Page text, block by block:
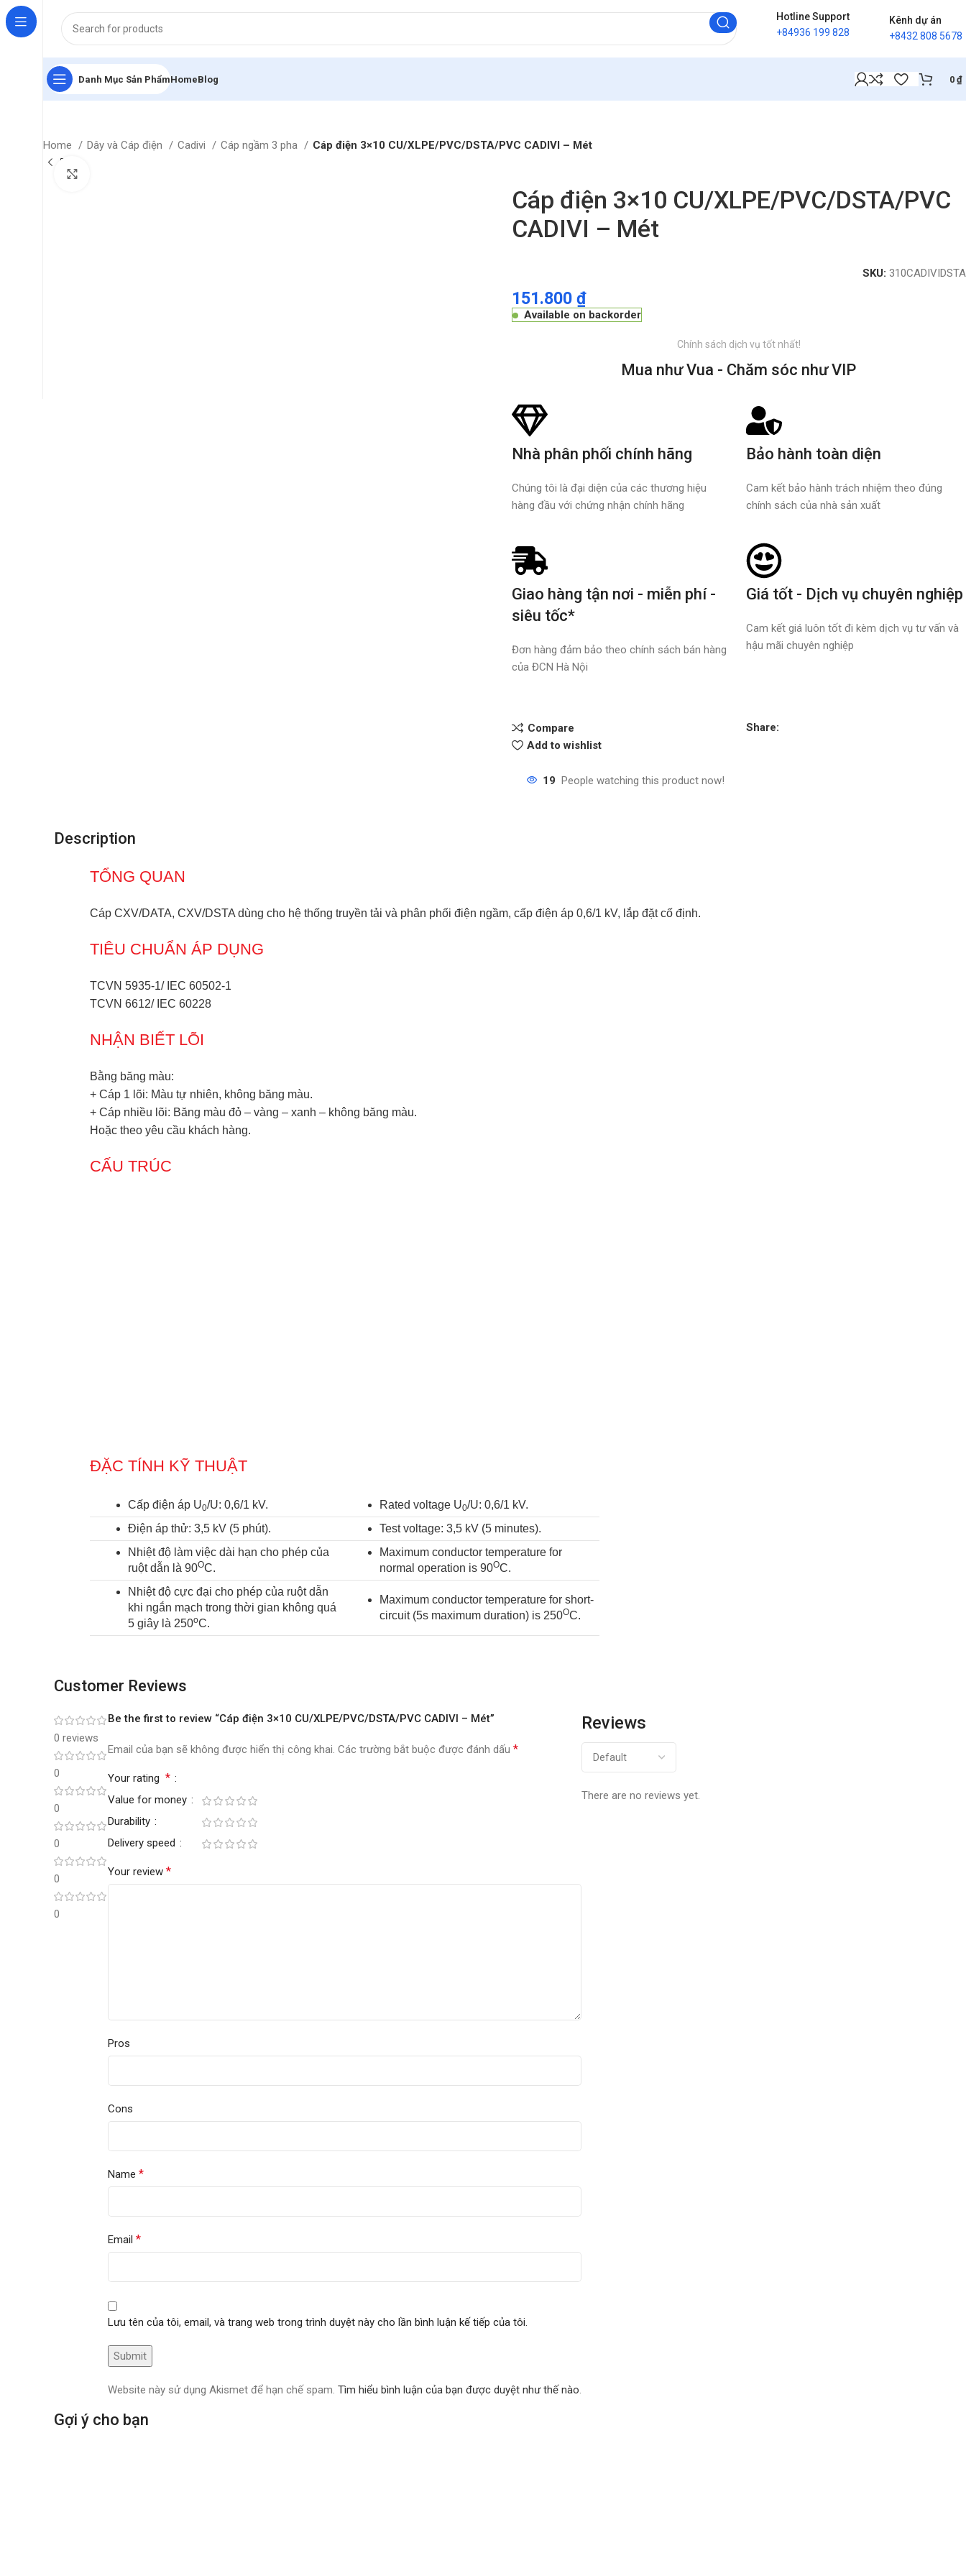
Hotline Support
+84936 199 828
Kênh dự án
+8432 808 5678
Danh Mục Sản PhẩmHomeBlog 0 ₫
Home Dây và Cáp điện Cadivi Cáp ngầm 3 pha Cáp điện 3×10 CU/XLPE/PVC/DSTA/PVC CADIVI – Mét
Cáp điện 3×10 CU/XLPE/PVC/DSTA/PVC
CADIVI – Mét
SKU: 310CADIVIDSTA
151.800 ₫
Available on backorder
Chính sách dịch vụ tốt nhất!
Mua như Vua - Chăm sóc như VIP
Nhà phân phối chính hãng
Chúng tôi là đại diện của các thương hiệu
hàng đầu với chứng nhận chính hãng
Bảo hành toàn diện
Cam kết bảo hành trách nhiệm theo đúng
chính sách của nhà sản xuất
Giao hàng tận nơi - miễn phí -
siêu tốc*
Đơn hàng đảm bảo theo chính sách bán hàng
của ĐCN Hà Nội
Giá tốt - Dịch vụ chuyên nghiệp
Cam kết giá luôn tốt đi kèm dịch vụ tư vấn và
hậu mãi chuyên nghiệp
Compare
Add to wishlist
Share:
19 People watching this product now!
Description
TỔNG QUAN
Cáp CXV/DATA, CXV/DSTA dùng cho hệ thống truyền tải và phân phối điện ngầm, cấp điện áp 0,6/1 kV, lắp đặt cố định.
TIÊU CHUẨN ÁP DỤNG
TCVN 5935-1/ IEC 60502-1
TCVN 6612/ IEC 60228
NHẬN BIẾT LÕI
Bằng băng màu:
+ Cáp 1 lõi: Màu tự nhiên, không băng màu.
+ Cáp nhiều lõi: Băng màu đỏ – vàng – xanh – không băng màu.
Hoặc theo yêu cầu khách hàng.
CẤU TRÚC
ĐẶC TÍNH KỸ THUẬT
Cấp điện áp U0/U: 0,6/1 kV. Rated voltage U0/U: 0,6/1 kV.
Điện áp thử: 3,5 kV (5 phút).
Test voltage: 3,5 kV (5 minutes).
Nhiệt độ làm việc dài hạn cho phép của
ruột dẫn là 90OC.
Maximum conductor temperature for
normal operation is 90OC.
Nhiệt độ cực đại cho phép của ruột dẫn
khi ngắn mạch trong thời gian không quá
5 giây là 250oC.
Maximum conductor temperature for short-
circuit (5s maximum duration) is 250OC.
Customer Reviews
0 reviews
0
0
0
0
0
Reviews
There are no reviews yet.
Be the first to review “Cáp điện 3×10 CU/XLPE/PVC/DSTA/PVC CADIVI – Mét”
Email của bạn sẽ không được hiển thị công khai. Các trường bắt buộc được đánh dấu *
Your rating *
Value for money
Durability
Delivery speed
Your review *
Pros
Cons
Name *
Email *
Lưu tên của tôi, email, và trang web trong trình duyệt này cho lần bình luận kế tiếp của tôi.
Website này sử dụng Akismet để hạn chế spam. Tìm hiểu bình luận của bạn được duyệt như thế nào.
Gợi ý cho bạn